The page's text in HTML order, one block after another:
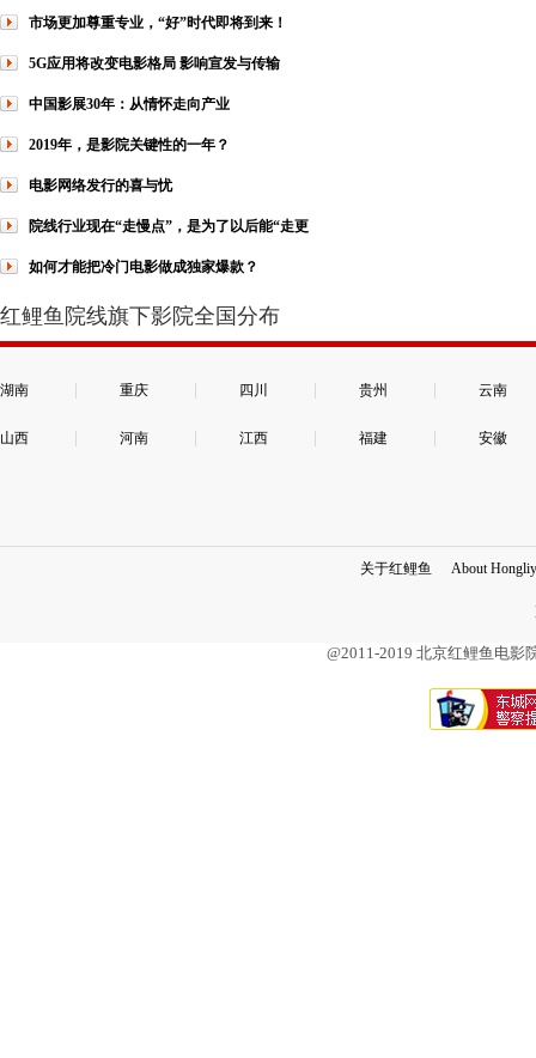
市场更加尊重专业，“好”时代即将到来！
5G应用将改变电影格局 影响宣发与传输
中国影展30年：从情怀走向产业
2019年，是影院关键性的一年？
电影网络发行的喜与忧
院线行业现在“走慢点”，是为了以后能“走更
如何才能把冷门电影做成独家爆款？
红鲤鱼院线旗下影院全国分布
湖南 重庆 四川 贵州 云南
山西 河南 江西 福建 安徽
关于红鲤鱼 About
@2011-2019 北京红鲤鱼电影